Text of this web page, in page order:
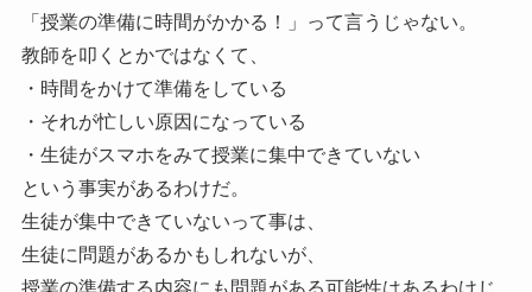
「授業の準備に時間がかかる！」って言うじゃない。
教師を叩くとかではなくて、
・時間をかけて準備をしている
・それが忙しい原因になっている
・生徒がスマホをみて授業に集中できていない
という事実があるわけだ。
生徒が集中できていないって事は、
生徒に問題があるかもしれないが、
授業の準備する内容にも問題がある可能性はあるわけじ